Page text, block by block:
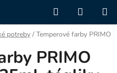
Hľadať
KOŠÍK
potreby / Temperové farby PRIMO
PRIMO